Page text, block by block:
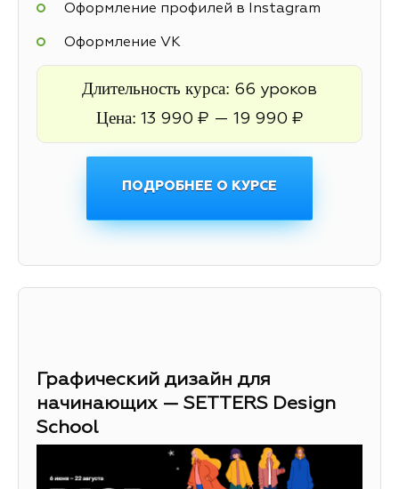
Оформление профилей в Instagram
Оформление VK
Длительность курса: 66 уроков
Цена: 13 990 ₽ — 19 990 ₽
ПОДРОБНЕЕ О КУРСЕ
Графический дизайн для
начинающих — SETTERS Design
School